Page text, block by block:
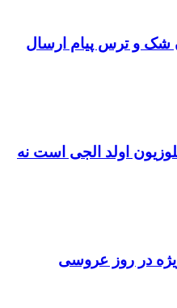
شک و ترس پیام ارسال
اولد الجی است نه
در روز عروسی